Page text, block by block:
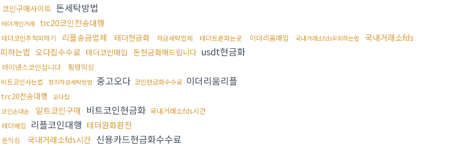
코인구매사이트 돈세탁방법
테더개인거래 trc20코인전송대행
테더코인추척피하기 리플송금업체 테더현금화 자금세탁업체 테더트론파는곳 이더리움매입 국내거래소fds우회하는법
국내거래소fds
피하는법 오다집수수료 테더코인매입 돈현금화해드립니다 usdt현금화
바이낸스코인삽니다 횡령믹싱
비트코인사는법 정치자금세탁방법 중고오다 코인현금화수수료 이더리움리플
trc20전송대행
오다집
코인손대손
알트코인구매 비트코인현금화 국내거래소fds시간
테더매입 리플코인대행 테더원화환전
돈믹싱 국내거래소fds시간 신용카드현금화수수료